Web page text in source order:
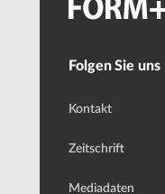
Folgen Sie uns
Kontakt
Zeitschrift
Mediadaten